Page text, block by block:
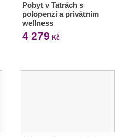
Pobyt v Tatrách s
polopenzí a privátním
wellness
4 279 Kč